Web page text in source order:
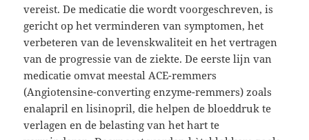
vereist. De medicatie die wordt voorgeschreven, is
gericht op het verminderen van symptomen, het
verbeteren van de levenskwaliteit en het vertragen
van de progressie van de ziekte. De eerste lijn van
medicatie omvat meestal ACE-remmers
(Angiotensine-converting enzyme-remmers) zoals
enalapril en lisinopril, die helpen de bloeddruk te
verlagen en de belasting van het hart te